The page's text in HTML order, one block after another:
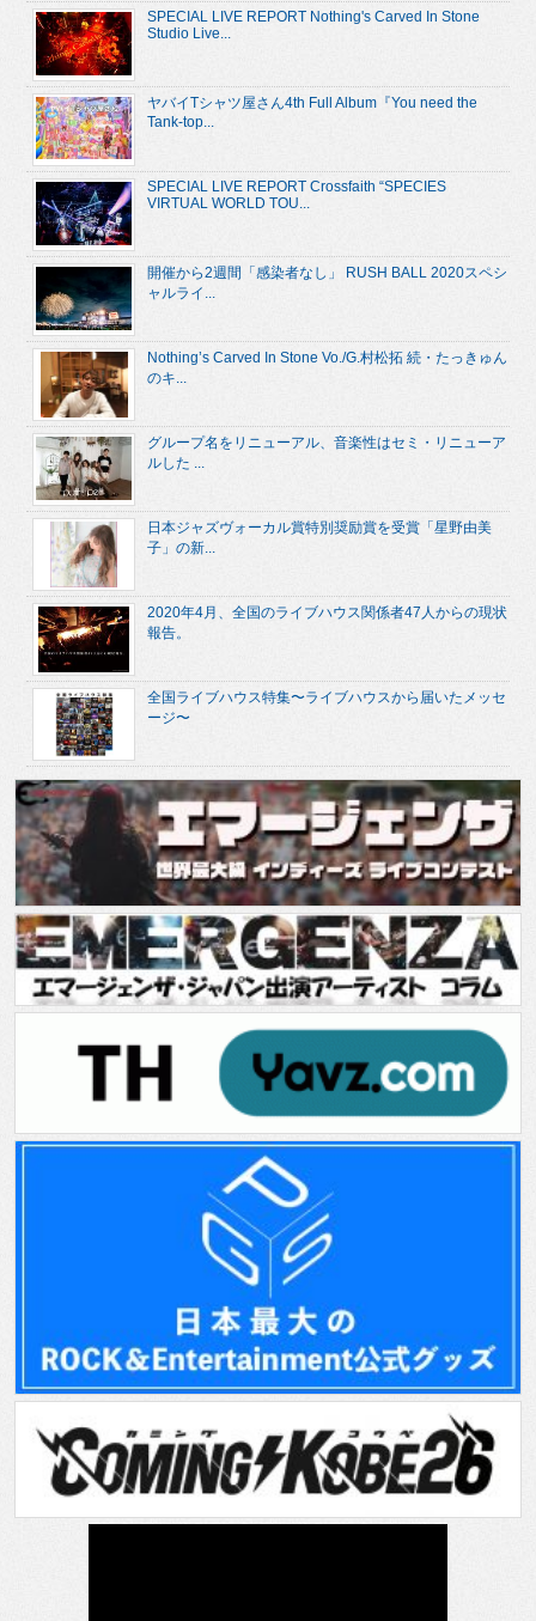
SPECIAL LIVE REPORT Nothing's Carved In Stone
Studio Live...
ヤバイTシャツ屋さん4th Full Album『You need the
Tank-top...
SPECIAL LIVE REPORT Crossfaith “SPECIES
VIRTUAL WORLD TOU...
開催から2週間「感染者なし」 RUSH BALL 2020スペシ
ャルライ...
Nothing’s Carved In Stone Vo./G.村松拓 続・たっきゅん
のキ...
グループ名をリニューアル、音楽性はセミ・リニューア
ルした ...
日本ジャズヴォーカル賞特別奨励賞を受賞「星野由美
子」の新...
2020年4月、全国のライブハウス関係者47人からの現状
報告。
全国ライブハウス特集〜ライブハウスから届いたメッセ
ージ〜